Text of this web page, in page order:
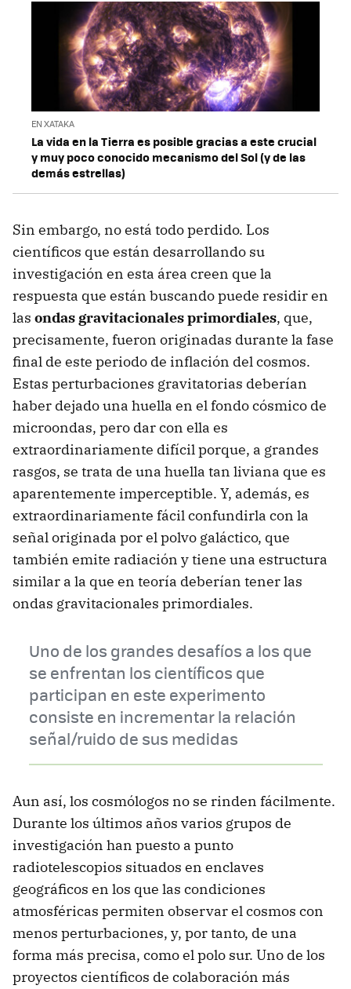
EN XATAKA
La vida en la Tierra es posible gracias a este crucial
y muy poco conocido mecanismo del Sol (y de las
demás estrellas)
Sin embargo, no está todo perdido. Los
científicos que están desarrollando su
investigación en esta área creen que la
respuesta que están buscando puede residir en
las ondas gravitacionales primordiales, que,
precisamente, fueron originadas durante la fase
final de este periodo de inflación del cosmos.
Estas perturbaciones gravitatorias deberían
haber dejado una huella en el fondo cósmico de
microondas, pero dar con ella es
extraordinariamente difícil porque, a grandes
rasgos, se trata de una huella tan liviana que es
aparentemente imperceptible. Y, además, es
extraordinariamente fácil confundirla con la
señal originada por el polvo galáctico, que
también emite radiación y tiene una estructura
similar a la que en teoría deberían tener las
ondas gravitacionales primordiales.
Uno de los grandes desafíos a los que
se enfrentan los científicos que
participan en este experimento
consiste en incrementar la relación
señal/ruido de sus medidas
Aun así, los cosmólogos no se rinden fácilmente.
Durante los últimos años varios grupos de
investigación han puesto a punto
radiotelescopios situados en enclaves
geográficos en los que las condiciones
atmosféricas permiten observar el cosmos con
menos perturbaciones, y, por tanto, de una
forma más precisa, como el polo sur. Uno de los
proyectos científicos de colaboración más